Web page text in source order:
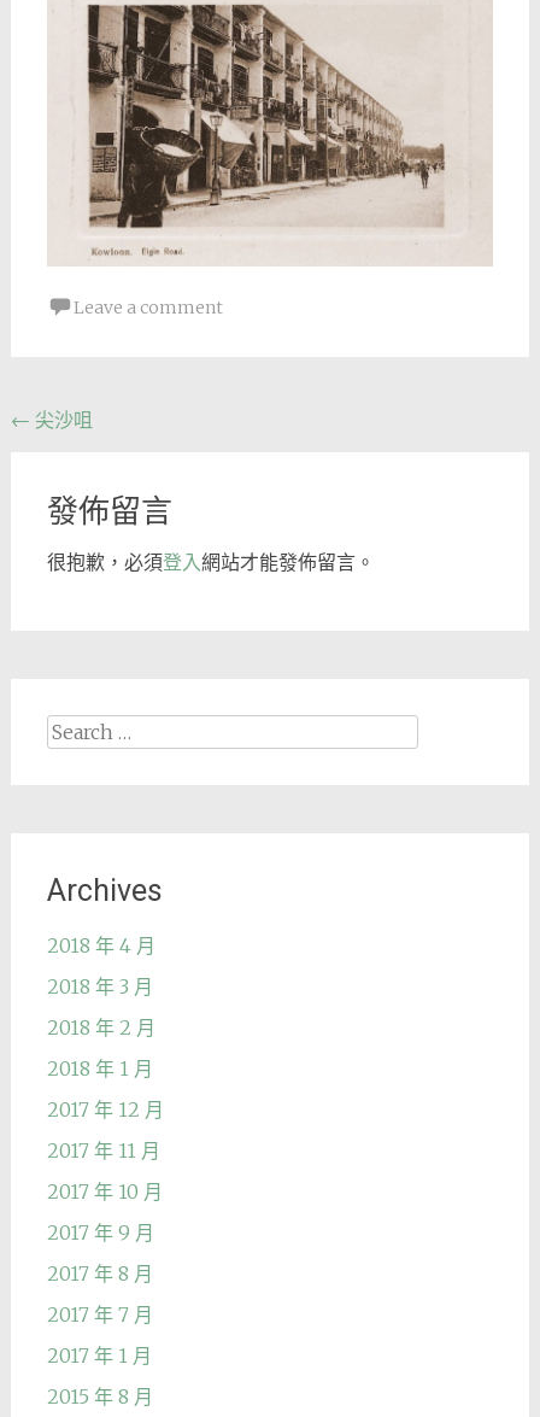
Leave a comment
Post
← 尖沙咀
發佈留言
很抱歉，必須登入網站才能發佈留言。
Search
for:
Archives
2018 年 4 月
2018 年 3 月
2018 年 2 月
2018 年 1 月
2017 年 12 月
2017 年 11 月
2017 年 10 月
2017 年 9 月
2017 年 8 月
2017 年 7 月
2017 年 1 月
2015 年 8 月